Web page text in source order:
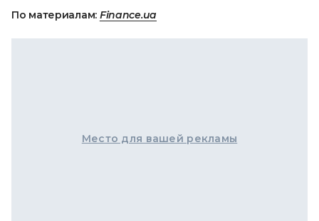
По материалам: Finance.ua
Место для вашей рекламы